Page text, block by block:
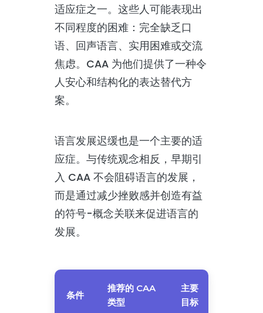
适应症之一。这些人可能表现出
不同程度的困难：完全缺乏口
语、回声语言、实用困难或交流
焦虑。CAA 为他们提供了一种令
人安心和结构化的表达替代方
案。
语言发展迟缓也是一个主要的适
应症。与传统观念相反，早期引
入 CAA 不会阻碍语言的发展，
而是通过减少挫败感并创造有益
的符号-概念关联来促进语言的
发展。
条件
推荐的 CAA
类型
主要
目标